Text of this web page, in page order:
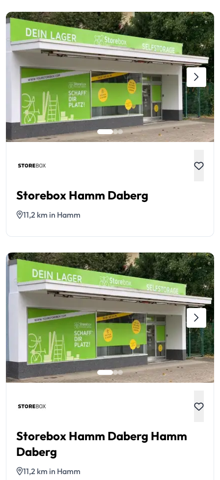
Storebox Hamm Daberg
11,2 km in Hamm
Storebox Hamm Daberg Hamm
Daberg
11,2 km in Hamm